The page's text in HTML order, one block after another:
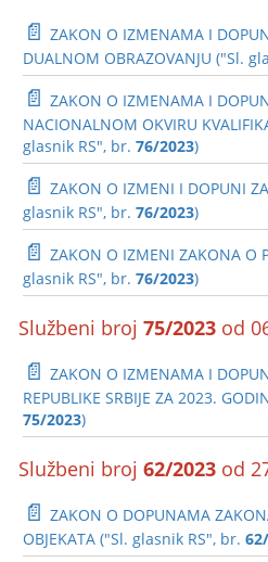
📄 ZAKON O IZMENAMA I
DUALNOM OBRAZOVANJU ("Sl.
📄 ZAKON O IZMENAMA I
NACIONALNOM OKVIRU
glasnik RS", br.76/2023)
📄 ZAKON O IZMENI I DOPUNI
glasnik RS", br.76/2023)
📄 ZAKON O IZMENI ZAKONA O
glasnik RS", br.76/2023)
Službeni broj75/2023 od
📄 ZAKON O IZMENAMA I
REPUBLIKE SRBIJE ZA 2023.
75/2023)
Službeni broj62/2023 od
📄 ZAKON O DOPUNAMA
OBJEKATA ("Sl. glasnik RS", br.